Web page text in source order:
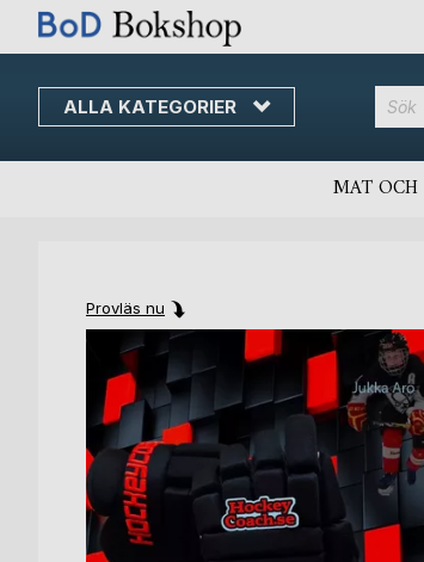
ALLA KATEGORIER
MAT OCH
Provläs nu
Skip
the
end
the
images
gallery
Skip
the
beginning
the
images
gallery